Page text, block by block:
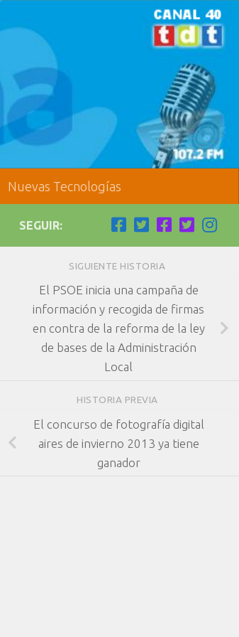
Nuevas Tecnologías
SEGUIR:
SIGUIENTE HISTORIA
El PSOE inicia una campaña de
información y recogida de firmas
en contra de la reforma de la ley
de bases de la Administración
Local
HISTORIA PREVIA
El concurso de fotografía digital
aires de invierno 2013 ya tiene
ganador